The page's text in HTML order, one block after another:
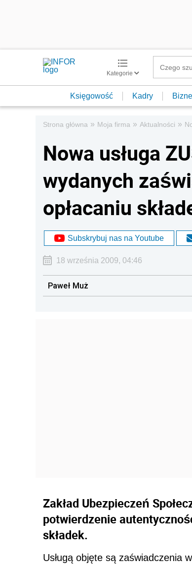
Kategorie
Księgowość Kadry
Strona główna » Moja firma » Aktualności »
Nowa usługa
wydanych
opłacaniu
Subskrybuj nas na Youtube
18 września 2009, 04:46
Paweł Muż
Zakład Ubezpieczeń
potwierdzenie
składek.
Usługą objęte są zaświadczenia